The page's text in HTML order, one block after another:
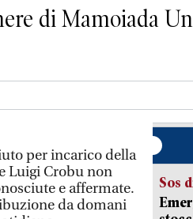
di Mamoiada
per incarico della
Luigi Crobu non
e affermate.
da domani
Sos